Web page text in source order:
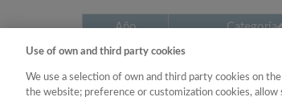
Año Categoría
2023
Use of own and third party cookies
We use a selection of own and third party cookies on
the website; preference or customization cookies,